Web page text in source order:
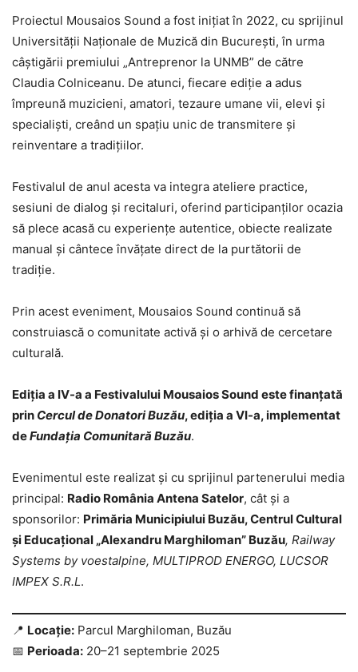
Proiectul Mousaios Sound a fost inițiat în 2022, cu sprijinul
Universității Naționale de Muzică din București, în urma
câștigării premiului „Antreprenor la UNMB” de către
Claudia Colniceanu. De atunci, fiecare ediție a adus
împreună muzicieni, amatori, tezaure umane vii, elevi și
specialiști, creând un spațiu unic de transmitere și
reinventare a tradițiilor.
Festivalul de anul acesta va integra ateliere practice,
sesiuni de dialog și recitaluri, oferind participanților ocazia
să plece acasă cu experiențe autentice, obiecte realizate
manual și cântece învățate direct de la purtătorii de
tradiție.
Prin acest eveniment, Mousaios Sound continuă să
construiască o comunitate activă și o arhivă de cercetare
culturală.
Ediția a IV-a a Festivalului Mousaios Sound este finanțată
prin Cercul de Donatori Buzău, ediția a VI-a, implementat
deFundația Comunitară Buzău.
Evenimentul este realizat și cu sprijinul partenerului media
principal: Radio România Antena Satelor, cât și a
sponsorilor: Primăria Municipiului Buzău, Centrul Cultural
și Educațional „Alexandru Marghiloman” Buzău, Railway
Systems by voestalpine, MULTIPROD ENERGO, LUCSOR
IMPEX S.R.L.
📍 Locație: Parcul Marghiloman, Buzău
📅 Perioada: 20–21 septembrie 2025